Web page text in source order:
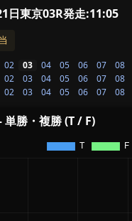
日東京03R発走:11:05
02 03 04 05 06 07 08
02 03 04 05 06 07 08
02 03 04 05 06 07 08
勝・複勝 (T / F)